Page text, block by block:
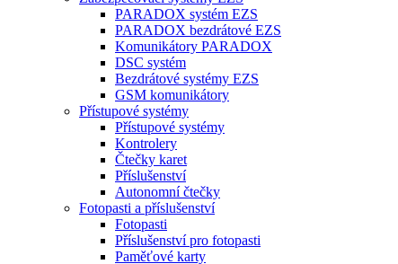
PARADOX systém EZS
PARADOX bezdrátové EZS
Komunikátory PARADOX
DSC systém
Bezdrátové systémy EZS
GSM komunikátory
Přístupové systémy
Přístupové systémy
Kontrolery
Čtečky karet
Příslušenství
Autonomní čtečky
Fotopasti a příslušenství
Fotopasti
Příslušenství pro fotopasti
Paměťové karty